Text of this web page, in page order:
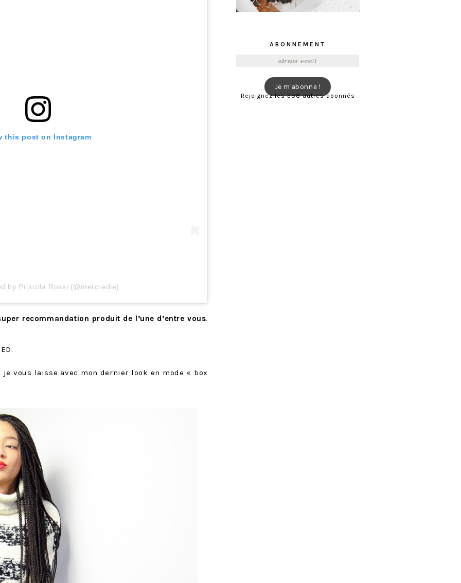
this post on Instagram
by Priscilla Rossi (@mercredie)
recommandation produit de l’une d’entre vous.
vous laisse avec mon dernier look en mode « box
ABONNEMENT
Je m'abonne !
Rejoignez les 398 autres abonnés